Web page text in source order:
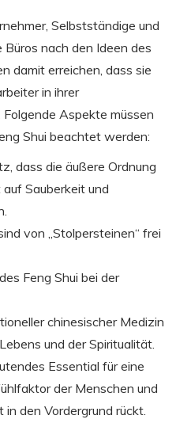
Selbstständige und
Büros nach den Ideen des
damit erreichen, dass sie
in ihrer
Aspekte müssen
Shui beachtet werden:
dass die äußere Ordnung
Sauberkeit und
von „Stolpersteinen“ frei
Feng Shui bei der
chinesischer Medizin
und der Spiritualität.
Essential für eine
der Menschen und
den Vordergrund rückt.